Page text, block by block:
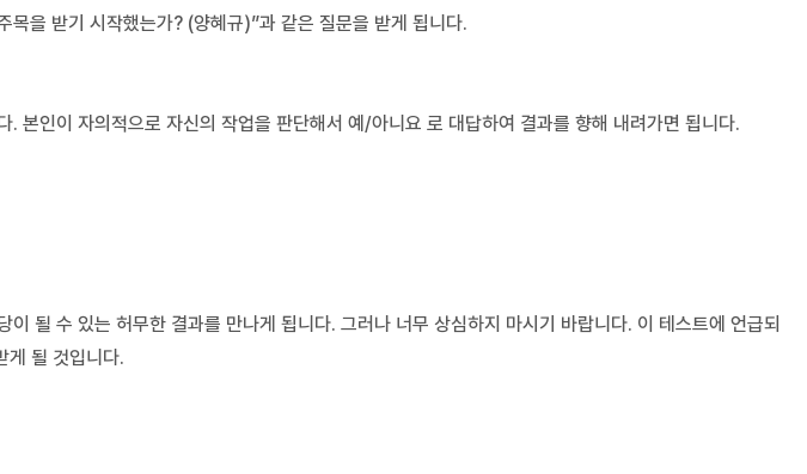
을 받기 시작했는가? (양혜규)”과 같은 질문을 받게 됩니다.
본인이 자의적으로 자신의 작업을 판단해서 예/아니요 로 대답하여 결과를 향해 내려가면 됩니다.
될 수 있는 허무한 결과를 만나게 됩니다. 그러나 너무 상심하지 마시기 바랍니다. 이 테스트에 언급되
게 될 것입니다.